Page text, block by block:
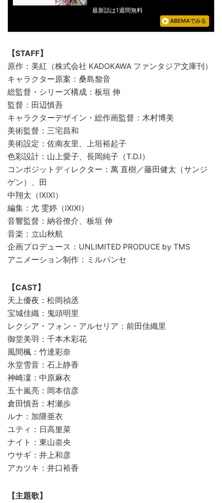
最新話は1週間無料
ABEMAでみる
【STAFF】
原作：美紅（株式会社 KADOKAWA ファンタジア文庫刊）
キャラクター原案：桑島黎音
総監督・シリーズ構成：板垣 伸
監督：田辺慎吾
キャラクターデザイン・総作画監督：木村博美
美術監督：三宅昌和
美術設定：佐南友里、上垣裕起子
色彩設計：山上愛子、長岡純子（T.D.I）
コンポジットディレクター：萬 直樹／藤田健太（サンジ
ゲン）、田
中翔太（IXIXI）
編集：尤 雯婷（IXIXI）
音響監督：納谷僚介、板垣 伸
音楽：立山秋航
企画プロデュース：UNLIMITED PRODUCE by TMS
アニメーション制作：ミルパンセ
【CAST】
天上優夜：松岡禎丞
宝城佳織：鬼頭明里
レクシア・フォン・アルセリア：前田佳織里
御堂美羽：千本木彩花
風間楓：竹達彩奈
氷堂雪音：石上静香
神崎凜：中原麻衣
五十嵐亮：岡本信彦
倉田慎吾：村瀬歩
ルナ：加隈亜衣
ユティ：日高里菜
ナイト：東山奈央
ウサギ：井上和彦
アカツキ：井口裕香
【主題歌】